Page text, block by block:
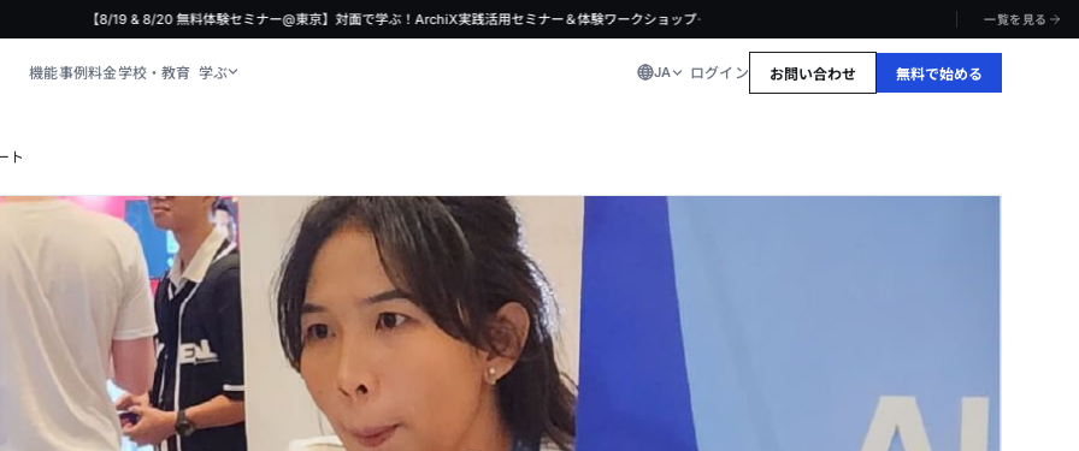
【8/19 & 8/20 無料体験セミナー@東京】対面で学ぶ！ArchiX実践活用セミナー＆体験ワークショップ· 一覧を見る
機能事例料金学校・教育 学ぶ JA ログイン お問い合わせ 無料で始める
ト